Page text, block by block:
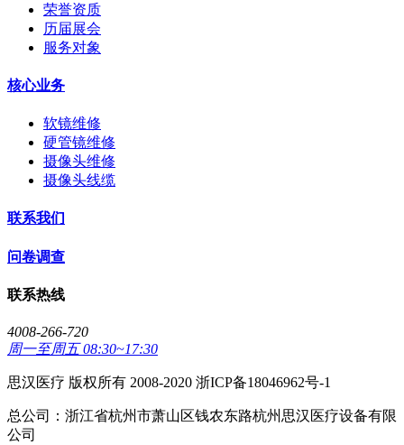
荣誉资质
历届展会
服务对象
核心业务
软镜维修
硬管镜维修
摄像头维修
摄像头线缆
联系我们
问卷调查
联系热线
4008-266-720
周一至周五 08:30~17:30
思汉医疗 版权所有 2008-2020 浙ICP备18046962号-1
总公司：浙江省杭州市萧山区钱农东路杭州思汉医疗设备有限
公司